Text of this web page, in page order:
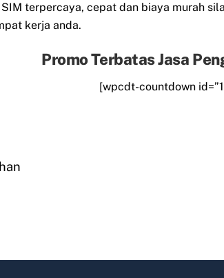
terpercaya, cepat dan biaya murah
kerja anda.
Promo Terbatas Jasa
[wpcdt-countdown